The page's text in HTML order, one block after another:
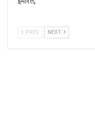
PREV NEXT